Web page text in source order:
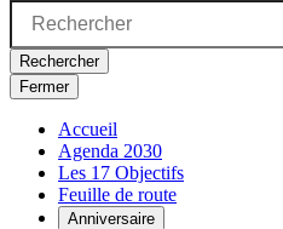
Rechercher
Fermer
Accueil
Agenda 2030
Les 17 Objectifs
Feuille de route
Anniversaire